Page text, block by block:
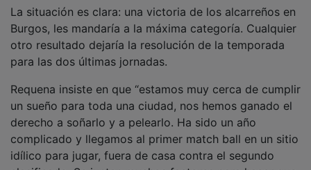
Burgos, les mandaría a la máxima categoría. Cualquier
otro resultado dejaría la resolución de la temporada
para las dos últimas jornadas.
un sueño para toda una ciudad, nos hemos ganado el
derecho a soñarlo y a pelearlo. Ha sido un año
complicado y llegamos al primer match ball en un sitio
idílico para jugar, fuera de casa contra el segundo
clasificado. Se juntan muchos factores para hacer que